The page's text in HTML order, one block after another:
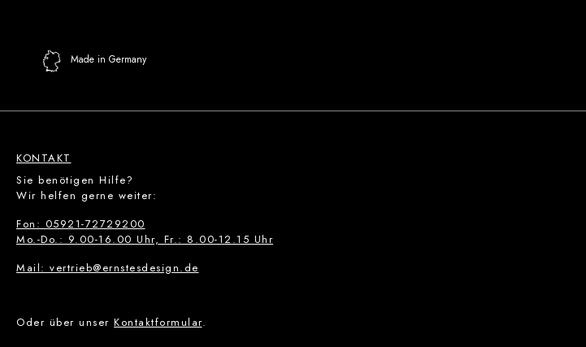
Made in Germany
KONTAKT
Sie benötigen Hilfe?
Wir helfen gerne weiter:
Fon: 05921-72729200
Mo.-Do.: 9.00-16.00 Uhr, Fr.: 8.00-12.15 Uhr
Mail: vertrieb@ernstesdesign.de
Oder über unser Kontaktformular.